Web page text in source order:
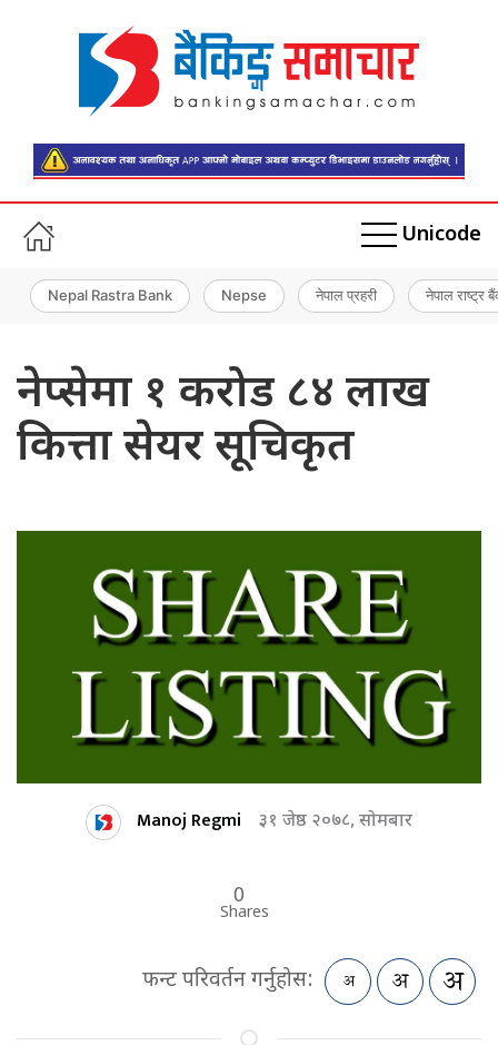
Unicode
Nepal Rastra Bank Nepse नेपाल प्रहरी नेपाल राष्ट्र
नेप्सेमा १ करोड ८४ लाख
कित्ता सेयर सूचिकृत
Manoj Regmi ३१ जेष्ठ २०७८, सोमबार
0
Shares
फन्ट परिवर्तन गर्नुहोस: